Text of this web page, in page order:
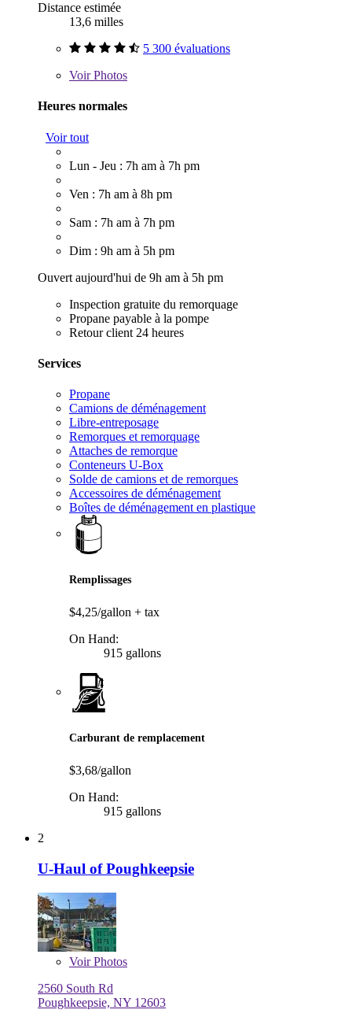
Distance estimée
13,6 milles
5 300 évaluations
VoirPhotos
Heures normales
Voir tout
Lun - Jeu : 7h am à 7h pm
Ven : 7h am à 8h pm
Sam : 7h am à 7h pm
Dim : 9h am à 5h pm
Ouvert aujourd'hui de 9h am à 5h pm
Inspection gratuite du remorquage
Propane payable à la pompe
Retour client 24 heures
Services
Propane
Camions de déménagement
Libre-entreposage
Remorques et remorquage
Attaches de remorque
Conteneurs U-Box
Solde de camions et de remorques
Accessoires de déménagement
Boîtes de déménagement en plastique
Remplissages
$4,25/gallon + tax
On Hand:
915 gallons
Carburant de remplacement
$3,68/gallon
On Hand:
915 gallons
2
U-Haul of Poughkeepsie
VoirPhotos
2560 South Rd
Poughkeepsie, NY 12603